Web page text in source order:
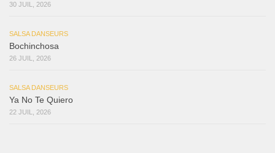
30 JUIL, 2026
SALSA DANSEURS
Bochinchosa
26 JUIL, 2026
SALSA DANSEURS
Ya No Te Quiero
22 JUIL, 2026